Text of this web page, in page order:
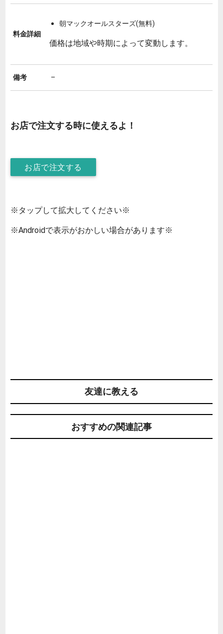
料金詳細
朝マックオールスターズ(無料)
価格は地域や時期によって変動します。
備考 –
お店で注文する時に使えるよ！
お店で注文する
※タップして拡大してください※
※Androidで表示がおかしい場合があります※
友達に教える
おすすめの関連記事